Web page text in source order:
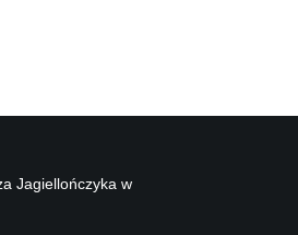
Jagiellończyka w